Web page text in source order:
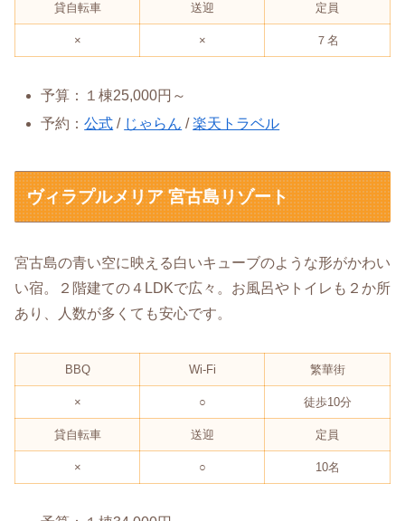
貸自転車 送迎 定員
× × ７名
予算：１棟25,000円～
予約：公式 / じゃらん /楽天トラベル
ヴィラプルメリア 宮古島リゾート
宮古島の青い空に映える白いキューブのような形がかわい
い宿。２階建ての４LDKで広々。お風呂やトイレも２か所
あり、人数が多くても安心です。
BBQ Wi-Fi 繁華街
× ○ 徒歩10分
貸自転車 送迎 定員
× ○ 10名